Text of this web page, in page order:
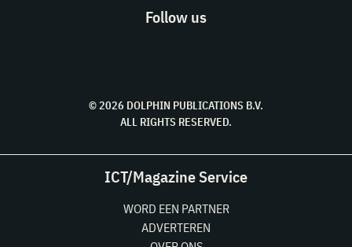
Follow us
© 2026 DOLPHIN PUBLICATIONS B.V.
ALL RIGHTS RESERVED.
ICT/Magazine Service
WORD EEN PARTNER
ADVERTEREN